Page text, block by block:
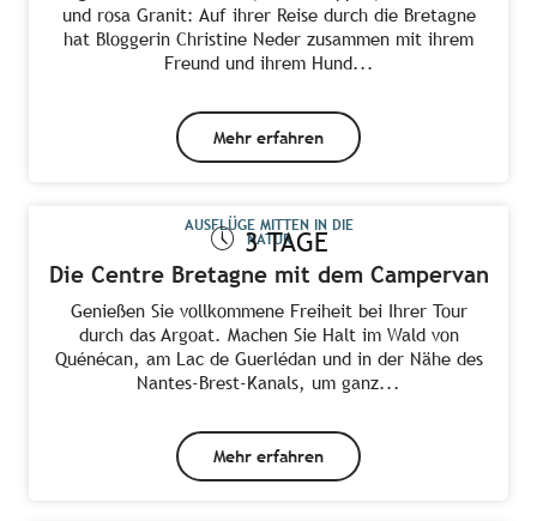
und rosa Granit: Auf ihrer Reise durch die Bretagne
hat Bloggerin Christine Neder zusammen mit ihrem
Freund und ihrem Hund...
Mehr erfahren
AUSFLÜGE MITTEN IN DIE
NATUR
3 TAGE
Die Centre Bretagne mit dem Campervan
Genießen Sie vollkommene Freiheit bei Ihrer Tour
durch das Argoat. Machen Sie Halt im Wald von
Quénécan, am Lac de Guerlédan und in der Nähe des
Nantes-Brest-Kanals, um ganz...
Mehr erfahren